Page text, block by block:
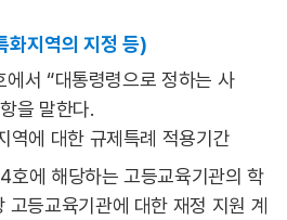
화지역의 지정 등)
서 “대통령령으로 정하는 사
을 말한다.
역에 대한 규제특례 적용기간
호에 해당하는 고등교육기관의 학
고등교육기관에 대한 재정 지원 계